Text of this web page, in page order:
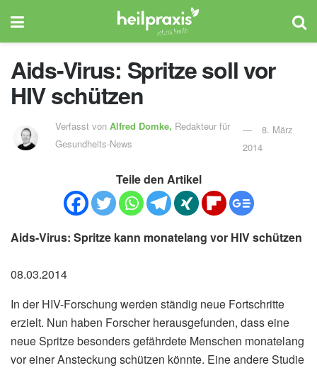
Aids-Virus: Spritze soll vor
HIV schützen
Verfasst von Alfred Domke, Redakteur für
Gesundheits-News
8. März
2014
Teile den Artikel
Aids-Virus: Spritze kann monatelang vor HIV schützen
08.03.2014
In der HIV-Forschung werden ständig neue Fortschritte
erzielt. Nun haben Forscher herausgefunden, dass eine
neue Spritze besonders gefährdete Menschen monatelang
vor einer Ansteckung schützen könnte. Eine andere Studie